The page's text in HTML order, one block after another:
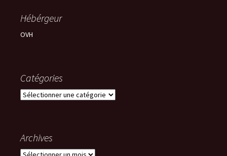
Hébérgeur
OVH
Catégories
Catégories
Archives
Archives